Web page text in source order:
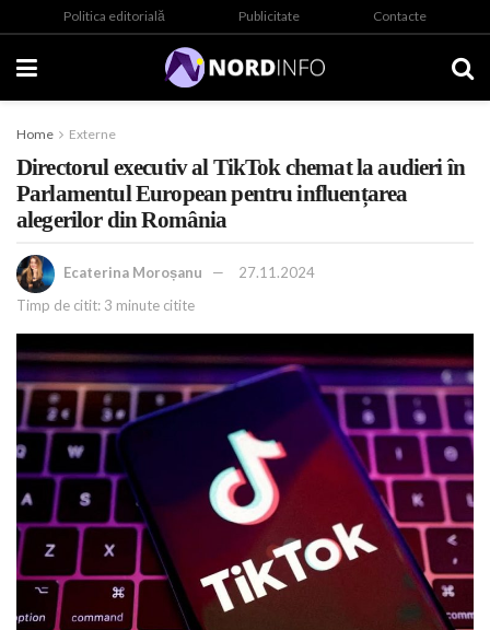
Politica editorială Publicitate Contacte
Home Externe
Directorul executiv al TikTok chemat la audieri în
Parlamentul European pentru influențarea
alegerilor din România
Ecaterina Moroșanu
27.11.2024
Timp de citit: 3 minute citite